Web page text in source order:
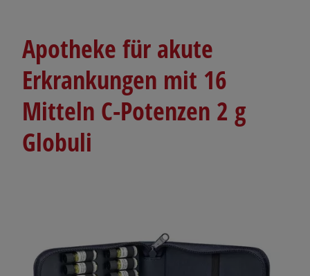
Apotheke für akute
Erkrankungen mit 16
Mitteln C-Potenzen 2 g
Globuli